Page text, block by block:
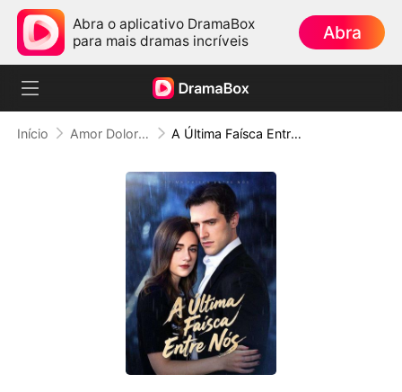
Abra o aplicativo DramaBox
para mais dramas incríveis
Abra
Início Amor Doloroso A Última Faísca Entre Nós